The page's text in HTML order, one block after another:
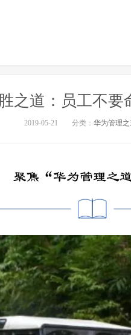
之道：员工不要
2019-05-21 分类： 华为管理之